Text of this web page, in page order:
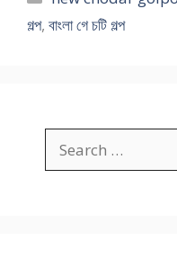
গল্প, বাংলা গে চটি গল্প
for: